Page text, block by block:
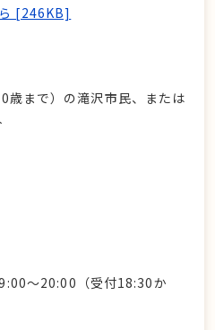
[246KB]
歳まで）の滝沢市民、または
～20:00（受付18:30か